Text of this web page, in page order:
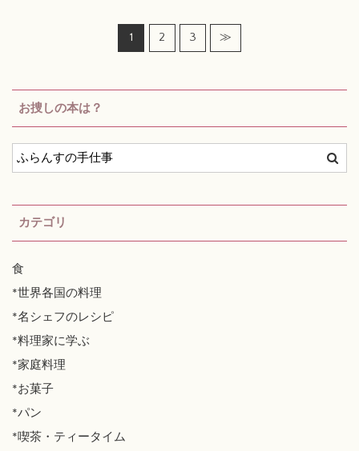
1 2 3 ≫
お捜しの本は？
カテゴリ
食
*世界各国の料理
*名シェフのレシピ
*料理家に学ぶ
*家庭料理
*お菓子
*パン
*喫茶・ティータイム